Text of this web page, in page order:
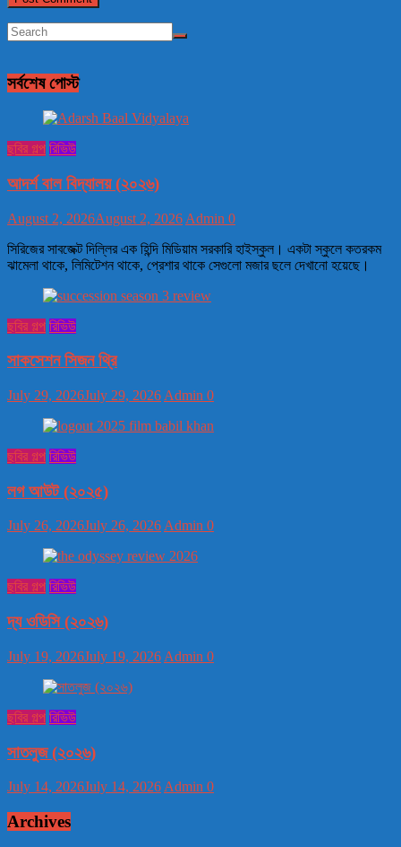
সর্বশেষ পোস্ট
ছবির গল্প রিভিউ
আদর্শ বাল বিদ্যালয় (২০২৬)
August 2, 2026August 2, 2026 Admin 0
সিরিজের সাবজেক্ট দিল্লির এক হিন্দি মিডিয়াম সরকারি হাইস্কুল। একটা স্কুলে কতরকম
ঝামেলা থাকে, লিমিটেশন থাকে, প্রেশার থাকে সেগুলো মজার ছলে দেখানো হয়েছে।
ছবির গল্প রিভিউ
সাকসেশন সিজন থ্রি
July 29, 2026July 29, 2026 Admin 0
ছবির গল্প রিভিউ
লগ আউট (২০২৫)
July 26, 2026July 26, 2026Admin 0
ছবির গল্প রিভিউ
দ্য ওডিসি (২০২৬)
July 19, 2026July 19, 2026 Admin 0
ছবির গল্প রিভিউ
সাতলুজ (২০২৬)
July 14, 2026July 14, 2026 Admin 0
Archives